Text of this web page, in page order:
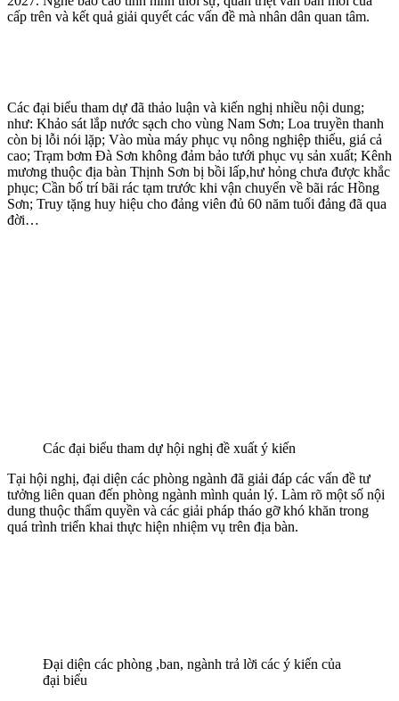
cấp trên và kết quả giải quyết các vấn đề mà nhân dân quan tâm.
Các đại biểu tham dự đã thảo luận và kiến nghị nhiều nội dung;
như: Khảo sát lắp nước sạch cho vùng Nam Sơn; Loa truyền thanh
còn bị lỗi nói lặp; Vào mùa máy phục vụ nông nghiệp thiếu, giá cả
cao; Trạm bơm Đà Sơn không đảm bảo tưới phục vụ sản xuất; Kênh
mương thuộc địa bàn Thịnh Sơn bị bồi lấp,hư hỏng chưa được khắc
phục; Cần bố trí bãi rác tạm trước khi vận chuyển về bãi rác Hồng
Sơn; Truy tặng huy hiệu cho đảng viên đủ 60 năm tuổi đảng đã qua
đời…
Các đại biểu tham dự hội nghị đề xuất ý kiến
Tại hội nghị, đại diện các phòng ngành đã giải đáp các vấn đề tư
tưởng liên quan đến phòng ngành mình quản lý. Làm rõ một số nội
dung thuộc thẩm quyền và các giải pháp tháo gỡ khó khăn trong
quá trình triển khai thực hiện nhiệm vụ trên địa bàn.
Đại diện các phòng ,ban, ngành trả lời các ý kiến của
đại biểu